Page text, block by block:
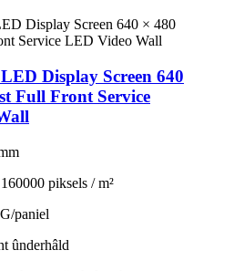
Display Screen 640
Full Front Service
piksels / m²
paniel
ûnderhâld